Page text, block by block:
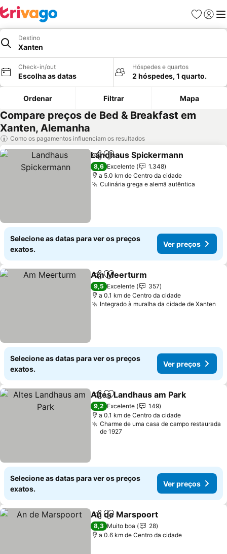
Favoritos
Iniciar
Destino
Xanten
Check-in/out
Escolha as datas
Hóspedes e quartos
2 hóspedes, 1 quarto.
Ordenar Filtrar Mapa
Compare preços de Bed & Breakfast em
Xanten, Alemanha
Como os pagamentos influenciam os resultados
PartilharAdicionar aos favoritos
Landhaus Spickermann
8,6 Excelente
1.348
a 5.0 km de Centro da cidade
Culinária grega e alemã autêntica
Selecione as datas para ver os preços
exatos.
Ver preços
PartilharAdicionar aos favoritos
Am Meerturm
9,5 Excelente
357
a 0.1 km de Centro da cidade
Integrado à muralha da cidade de Xanten
Selecione as datas para ver os preços
exatos.
Ver preços
PartilharAdicionar aos favoritos
Altes Landhaus am Park
9,2 Excelente
149
a 0.1 km de Centro da cidade
Charme de uma casa de campo restaurada
de 1927
Selecione as datas para ver os preços
exatos.
Ver preços
PartilharAdicionar aos favoritos
An de Marspoort
8,3 Muito boa
28
a 0.6 km de Centro da cidade